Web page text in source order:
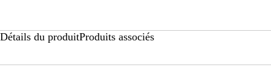
Détails du produitProduits associés